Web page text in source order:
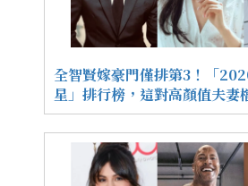
全智賢嫁豪門僅排第3！「
星」排行榜，這對高顏值夫妻